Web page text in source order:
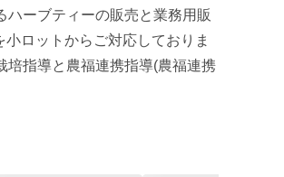
ーブティーの販売と業務用販
ロットからご対応しておりま
培指導と農福連携指導(農福連携